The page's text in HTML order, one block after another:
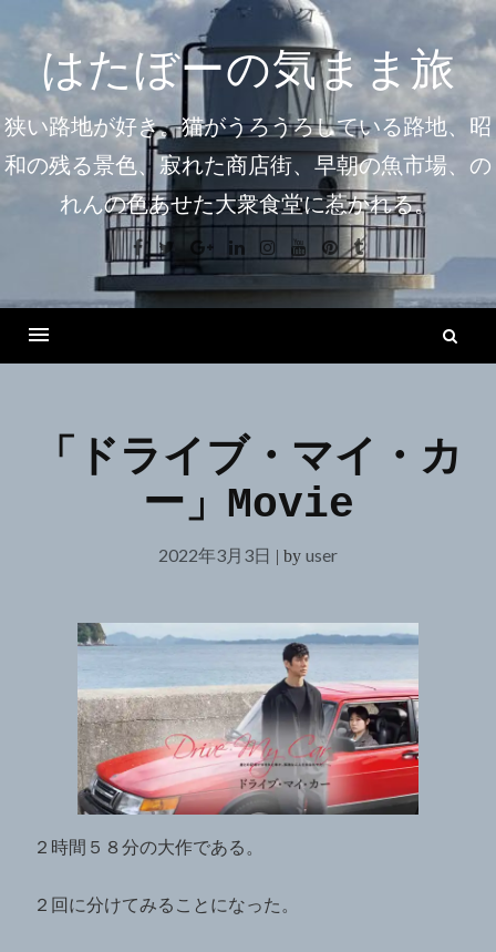
ン
ツ
へ
はたぼーの気まま旅
狭い路地が好き。猫がうろうろしている路地、昭
和の残る景色、寂れた商店街、早朝の魚市場、の
れんの色あせた大衆食堂に惹かれる。
Facebook
Twitter Google+
LinkedinInstagramYoutube
Pinterest
Tumblr
「ドライブ・マイ・カ
ー」Movie
2022年3月3日 | by user
２時間５８分の大作である。
２回に分けてみることになった。